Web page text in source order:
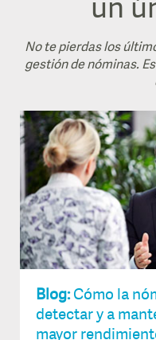
un
No te pierdas los
gestión de nóminas.
Blog:Cómo la
detectar y a
mayor